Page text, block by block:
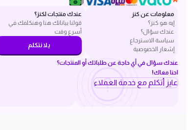
معلومات عن كنز
إيه هو كنز؟
عندك سؤال؟
سياسة الاسترجاع
إشعار الخصوصية
عندك منتجات لكنز؟
قولنا بياناتك هنا وهنكلمك في
أسرع وقت
يلا نتكلم
عندك سؤال في أي حاجة عن طلباتك أو المنتجات؟
احنا معاك!
عايز أتكلم مع خدمة العملاء